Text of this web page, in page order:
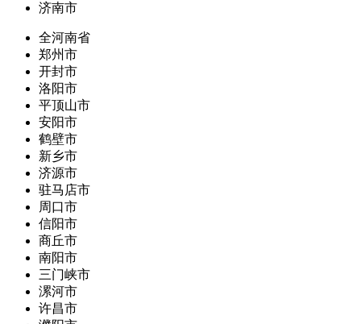
济南市
全河南省
郑州市
开封市
洛阳市
平顶山市
安阳市
鹤壁市
新乡市
济源市
驻马店市
周口市
信阳市
商丘市
南阳市
三门峡市
漯河市
许昌市